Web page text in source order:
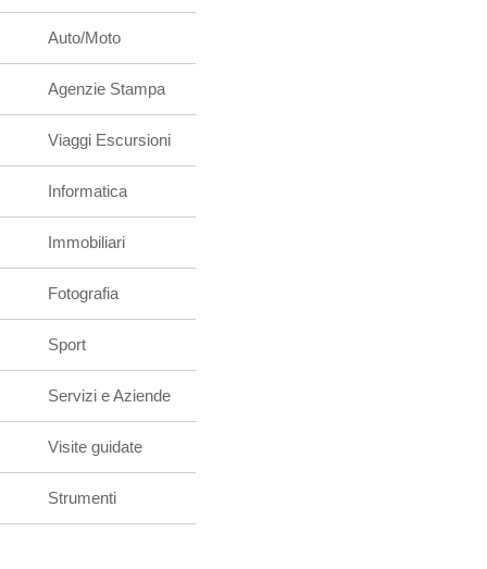
Auto/Moto
Agenzie Stampa
Viaggi Escursioni
Informatica
Immobiliari
Fotografia
Sport
Servizi e Aziende
Visite guidate
Strumenti